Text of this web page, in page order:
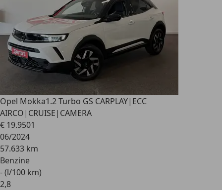
Opel Mokka1.2 Turbo GS CARPLAY|ECC
AIRCO|CRUISE|CAMERA
€ 19.9501
06/2024
57.633 km
Benzine
- (l/100 km)
2,8